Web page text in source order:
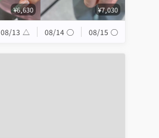
¥6,630 ¥7,030
08/13 △ 08/14 ◯ 08/15 ◯